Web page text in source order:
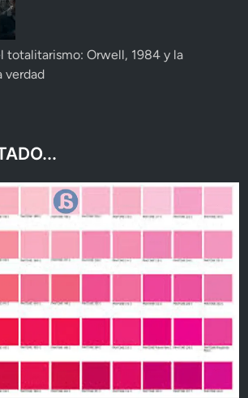
totalitarismo: Orwell, 1984 y la
verdad